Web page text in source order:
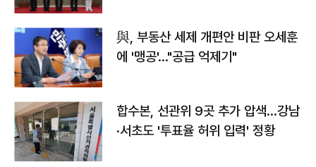
與, 부동산 세제 개편안 비판 오세훈
에 '맹공'…"공급 억제기"
합수본, 선관위 9곳 추가 압색…강남
·서초도 '투표율 허위 입력' 정황